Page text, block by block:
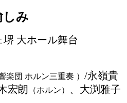
み
大ホール舞台
楽団 ホルン三重奏 ） /永嶺貴
宏朗 （ホルン） 、大渕雅子